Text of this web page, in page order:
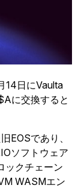
14日にVaulta
に交換すると
EOSであり、
ソフトウェア
ックチェーン
WASMエン